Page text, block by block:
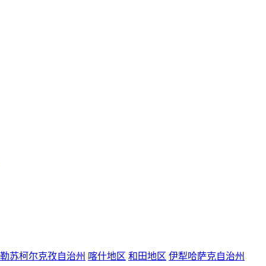
苏柯尔克孜自治州 喀什地区 和田地区 伊犁哈萨克自治州